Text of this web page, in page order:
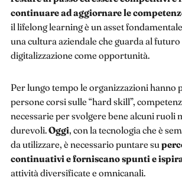
continuare ad aggiornare le
il lifelong learning è un asset
una cultura aziendale che guarda al futuro
digitalizzazione come opportunità.
Per lungo tempo le organizzazioni hanno
persone corsi sulle “hard skill”,
necessarie per svolgere bene alcuni ruoli
durevoli.Oggi, con la tecnologia che è
da utilizzare, è necessario puntare su
continuativi e forniscano spunti e
attività diversificate e omnicanali.